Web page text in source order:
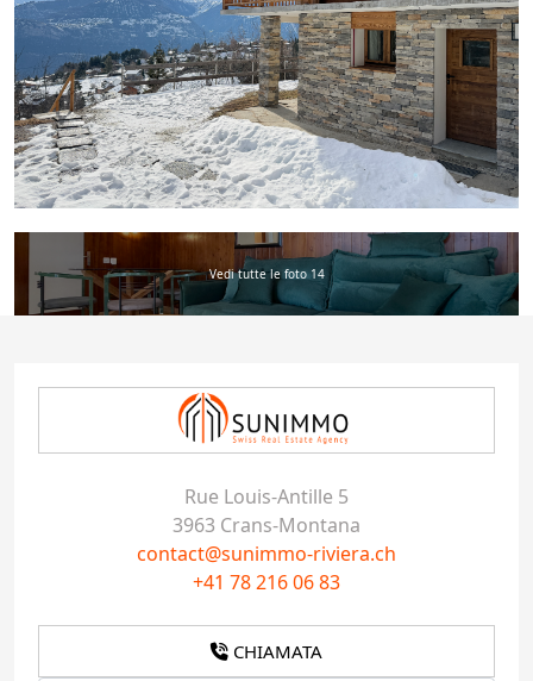
Vedi tutte le foto 14
Rue Louis-Antille 5
3963 Crans-Montana
contact@sunimmo-riviera.ch
+41 78 216 06 83
CHIAMATA